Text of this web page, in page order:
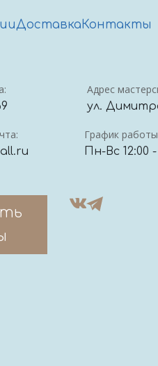
Доставка Контакты
Адрес
ул.
График
Пн-Вс 12:00 -